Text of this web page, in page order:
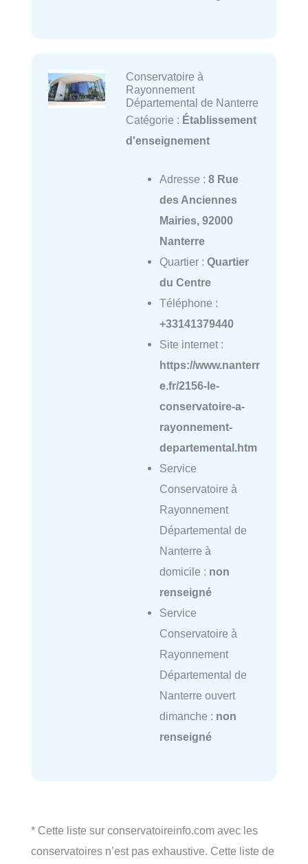
Conservatoire à
Rayonnement
Départemental de Nanterre
Catégorie : Établissement
d'enseignement
Adresse : 8 Rue
des Anciennes
Mairies, 92000
Nanterre
Quartier : Quartier
du Centre
Téléphone :
+33141379440
Site internet :
https://www.nanterr
e.fr/2156-le-
conservatoire-a-
rayonnement-
departemental.htm
Service
Conservatoire à
Rayonnement
Départemental de
Nanterre à
domicile : non
renseigné
Service
Conservatoire à
Rayonnement
Départemental de
Nanterre ouvert
dimanche : non
renseigné
* Cette liste sur conservatoireinfo.com avec les
conservatoires n’est pas exhaustive. Cette liste de